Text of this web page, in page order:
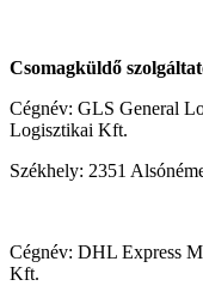
Csomagküldő
Cégnév: GLS General
Logisztikai Kft.
Székhely: 2351
Cégnév: DHL Express
Kft.